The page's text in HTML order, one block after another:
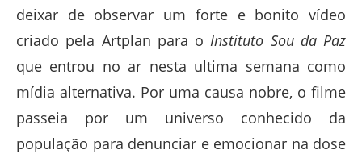
deixar de observar um forte e bonito vídeo
criado pela Artplan para oInstituto Sou da Paz
que entrou no ar nesta ultima semana como
mídia alternativa. Por uma causa nobre, o filme
passeia por um universo conhecido da
população para denunciar e emocionar na dose